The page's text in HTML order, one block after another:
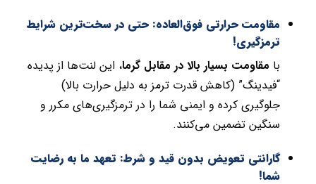
مقاومت حرارتی فوق‌العاده: حتی در سخت‌ترین شرایط
ترمزگیری!
مقاومت بسیار بالا در مقابل گرما، این لنت‌ها از پدیده
“فیدینگ” (کاهش قدرت ترمز به دلیل حرارت بالا)
جلوگیری کرده و ایمنی شما را در ترمزگیری‌های مکرر و
سنگین تضمین می‌کنند.
گارانتی تعویض بدون قید و شرط: تعهد ما به رضایت
شما!